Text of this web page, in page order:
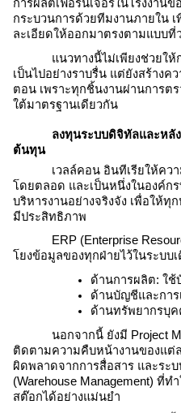
การผลิตเฟอร์นิเจอร์ในโรงงาน
กระบวนการด้วยทีมงานภายใน
ละเอียดให้ออกมาตรงตามแบบที่
แนวทางนี้ไม่เพียงช่วยใ
เป็นไปอย่างราบรื่น แต่ยังสร้าง
ตอน เพราะทุกชิ้นงานผ่านการต
ใต้มาตรฐานเดียวกัน
ลงทุนระบบดิจิทัลและห
ต้นทุน
เวลล์คอน อินทีเรียให้คว
โดยตลอด และเป็นหนึ่งในองค์ก
บริหารงานอย่างจริงจัง เพื่อให้ทุ
มีประสิทธิภาพ
ERP (Enterprise
โยงข้อมูลของทุกฝ่ายไว้ในระบบ
ด้านการผลิต: ใ
ด้านบัญชีและการ
ด้านทรัพยากรบุค
นอกจากนี้ ยังมี Project
ติดตามความคืบหน้างานของแต่
ผิดพลาดจากการสื่อสาร และระ
(Warehouse Management) ที่
สต๊อกได้อย่างแม่นยำ